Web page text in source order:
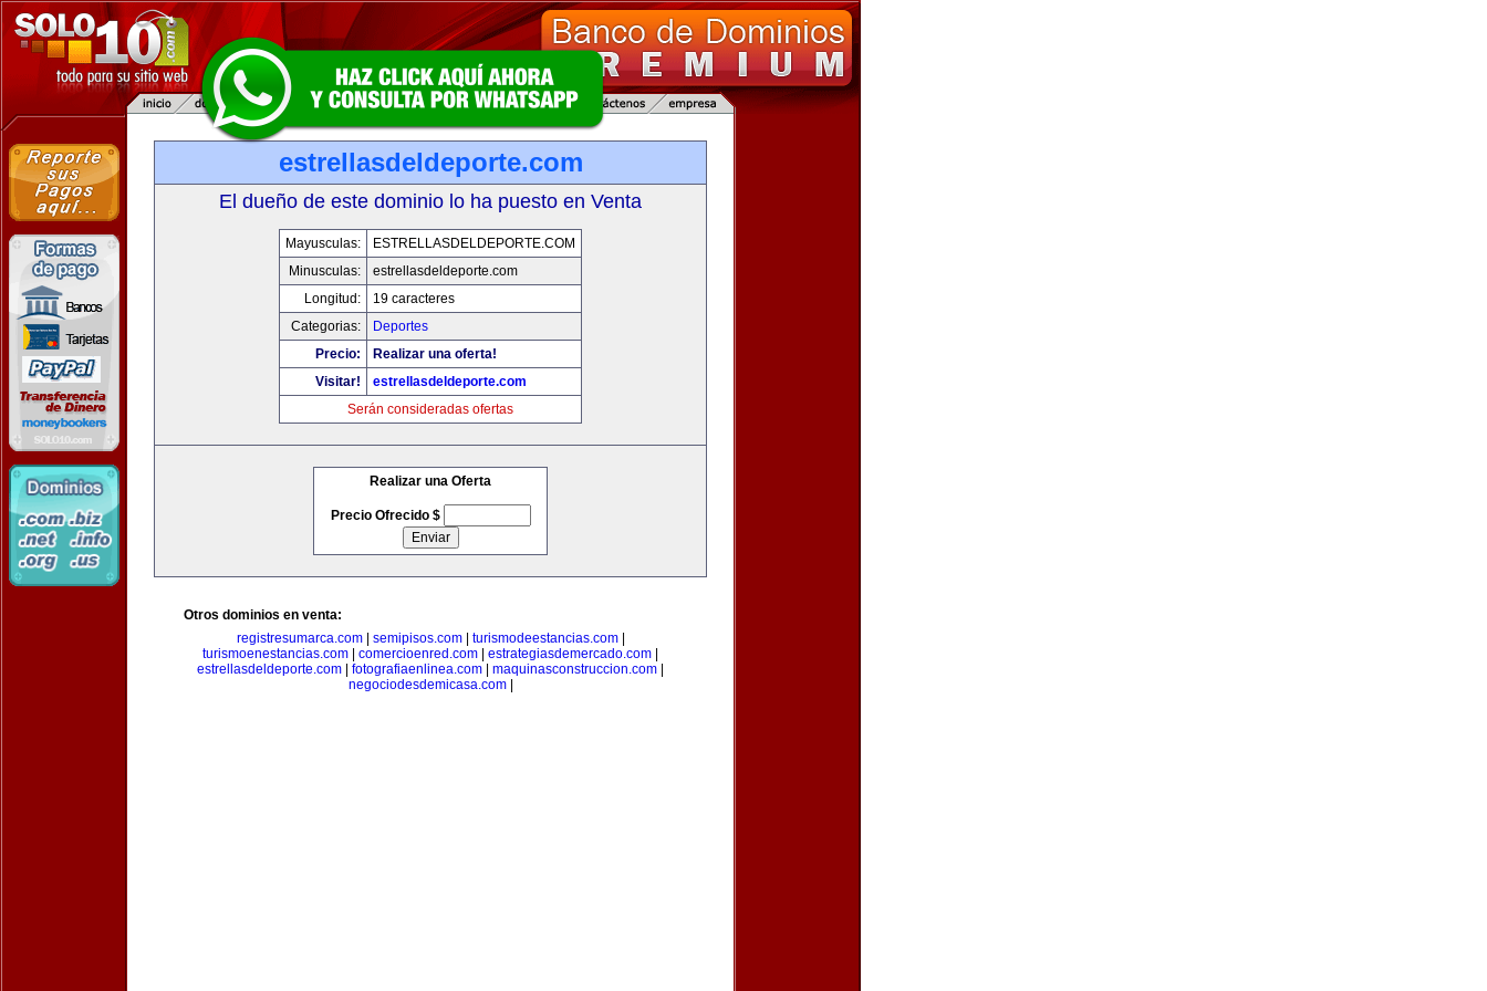
estrellasdeldeporte.com
El dueño de este dominio lo ha puesto en Venta
Mayusculas:
ESTRELLASDELDEPORTE.COM
Minusculas:
estrellasdeldeporte.com
Longitud:
19 caracteres
Categorias:
Deportes
Precio:
Realizar una oferta!
Visitar!
estrellasdeldeporte.com
Serán consideradas ofertas
Realizar una Oferta
Precio Ofrecido $
Otros dominios en venta:
registresumarca.com| semipisos.com| turismodeestancias.com|
turismoenestancias.com
comercioenred.com estrategiasdemercado.com
estrellasdeldeporte.com
fotografiaenlinea.com maquinasconstruccion.com
negociodesdemicasa.com|